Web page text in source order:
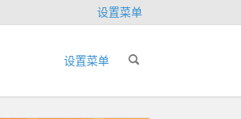
设置菜单
设置菜单